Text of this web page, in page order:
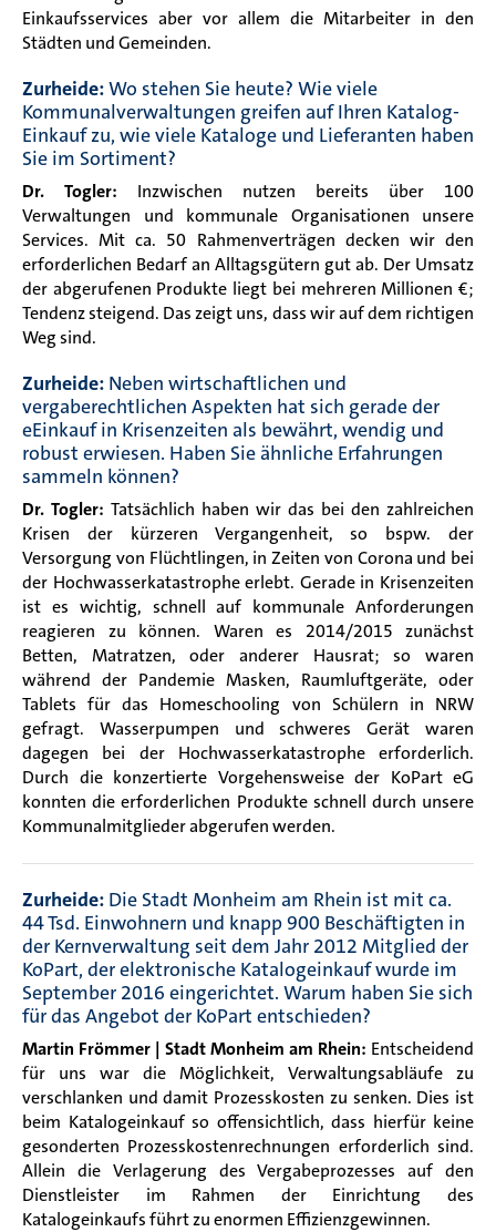
Einkaufsservices aber vor allem die Mitarbeiter in den
Städten und Gemeinden.
Zurheide:Wo stehen Sie heute? Wie viele
Kommunalverwaltungen greifen auf Ihren Katalog-
Einkauf zu, wie viele Kataloge und Lieferanten haben
Sie im Sortiment?
Dr. Togler: Inzwischen nutzen bereits über 100
Verwaltungen und kommunale Organisationen unsere
Services. Mit ca. 50 Rahmenverträgen decken wir den
erforderlichen Bedarf an Alltagsgütern gut ab. Der Umsatz
der abgerufenen Produkte liegt bei mehreren Millionen €;
Tendenz steigend. Das zeigt uns, dass wir auf dem richtigen
Weg sind.
Zurheide: Neben wirtschaftlichen und
vergaberechtlichen Aspekten hat sich gerade der
eEinkauf in Krisenzeiten als bewährt, wendig und
robust erwiesen. Haben Sie ähnliche Erfahrungen
sammeln können?
Dr. Togler: Tatsächlich haben wir das bei den zahlreichen
Krisen der kürzeren Vergangenheit, so bspw. der
Versorgung von Flüchtlingen, in Zeiten von Corona und bei
der Hochwasserkatastrophe erlebt. Gerade in Krisenzeiten
ist es wichtig, schnell auf kommunale Anforderungen
reagieren zu können. Waren es 2014/2015 zunächst
Betten, Matratzen, oder anderer Hausrat; so waren
während der Pandemie Masken, Raumluftgeräte, oder
Tablets für das Homeschooling von Schülern in NRW
gefragt. Wasserpumpen und schweres Gerät waren
dagegen bei der Hochwasserkatastrophe erforderlich.
Durch die konzertierte Vorgehensweise der KoPart eG
konnten die erforderlichen Produkte schnell durch unsere
Kommunalmitglieder abgerufen werden.
Zurheide: Die Stadt Monheim am Rhein ist mit ca.
44 Tsd. Einwohnern und knapp 900 Beschäftigten in
der Kernverwaltung seit dem Jahr 2012 Mitglied der
KoPart, der elektronische Katalogeinkauf wurde im
September 2016 eingerichtet. Warum haben Sie sich
für das Angebot der KoPart entschieden?
Martin Frömmer | Stadt Monheim am Rhein: Entscheidend
für uns war die Möglichkeit, Verwaltungsabläufe zu
verschlanken und damit Prozesskosten zu senken. Dies ist
beim Katalogeinkauf so offensichtlich, dass hierfür keine
gesonderten Prozesskostenrechnungen erforderlich sind.
Allein die Verlagerung des Vergabeprozesses auf den
Dienstleister im Rahmen der Einrichtung des
Katalogeinkaufs führt zu enormen Effizienzgewinnen.